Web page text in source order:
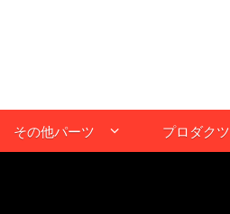
その他パーツ プロダクツ